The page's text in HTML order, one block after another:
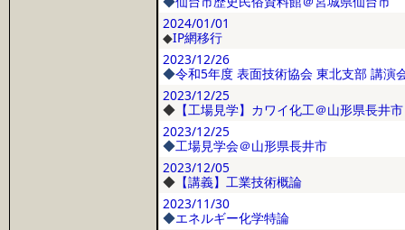
2024/01/01
◆IP網移行
2023/12/26
◆令和5年度 表面技術協会 東北支部 講演
2023/12/25
◆ 【工場見学】カワイ化工＠山形県長井市
2023/12/25
◆工場見学会＠山形県長井市
2023/12/05
◆ 【講義】工業技術概論
2023/11/30
◆エネルギー化学特論